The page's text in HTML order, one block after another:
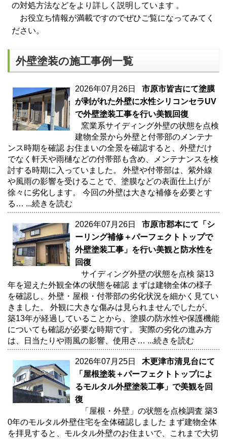
の対処方法などをより詳しく説明しています 。
お役立ち情報が満載ですのでぜひご覧になってみてく
ださい。
外壁塗装の施工事例一覧
2026年07月26日 市原市皆吉にて塗膜
が剥がれた外壁に水性シリコンセラUV
で外壁塗装工事を行い美観回復
窯業系サイディング外壁の状態を点検
建物全景から外壁と付帯部のメンテナ
ンス時期を確認 お住まいの全景を確認すると、外壁だけ
でなく軒天や雨樋などの付帯部も含め、メンテナンスを検
討する時期に入っていました。 外壁や付帯部は、紫外線
や風雨の影響を受けることで、塗膜などの表面仕上げが
徐々に劣化します。 今回の外壁は大きな補修を必要とす
る… ...続きを読む
2026年07月26日 市原市郡本にて「シ
ーリング補修＋パーフェクトトップで
外壁塗装工事」を行い美観と防水性を
回復
サイディング外壁の状態を点検 築13
年を迎えた外観全体の状態を確認 まずは建物全体の様子
を確認し、外壁・屋根・付帯部の劣化状況を細かく見てい
きました。 外観に大きな傷みは見られませんでしたが、
築13年が経過していることから、塗膜の防水性や保護機能
についても確認が必要な時期です。 実際の劣化の進み方
は、日当たりや雨風の影響、使用さ… ...続きを読む
2026年07月25日 木更津市清見台にて
「屋根塗装＋パーフェクトトップによ
るモルタル外壁塗装工事」で美観を回
復
「屋根・外壁」の状態を点検調査 築3
0年のモルタル外壁住宅を全体確認しました まず建物全体
を拝見すると、モルタル外壁のお住まいで、これまで大切